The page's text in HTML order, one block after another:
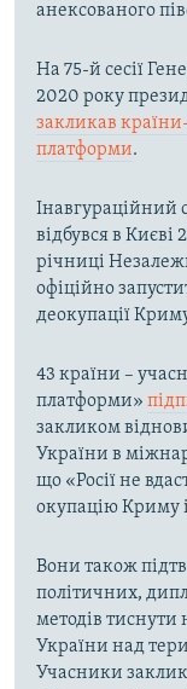
анексованого
На 75-й сесії
2020 року
закликав
платформи.
Інавгураційний
відбувся в Києві
річниці
офіційно
деокупації
43 країни –
платформи»
закликом
України в
що «Росії не
окупацію Криму
Вони також
політичних,
методів тиснути
України над
Учасники